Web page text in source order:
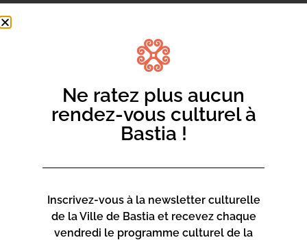
les moyens de s’en libérer, pour mieux interroger les
notions de liberté, de justice et d’humanité.
Une rencontre animée par Mathieu Graziani (Université
Ne ratez plus aucun
rendez-vous culturel à
Bastia !
Inscrivez-vous à la newsletter culturelle
de la Ville de Bastia et recevez chaque
vendredi le programme culturel de la